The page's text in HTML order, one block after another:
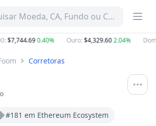
Moeda, CA, Fundo ou Categoria
:$7,744.690.40% Ouro:$4,329.602.04%
Corretoras
#181 em Ethereum Ecosystem